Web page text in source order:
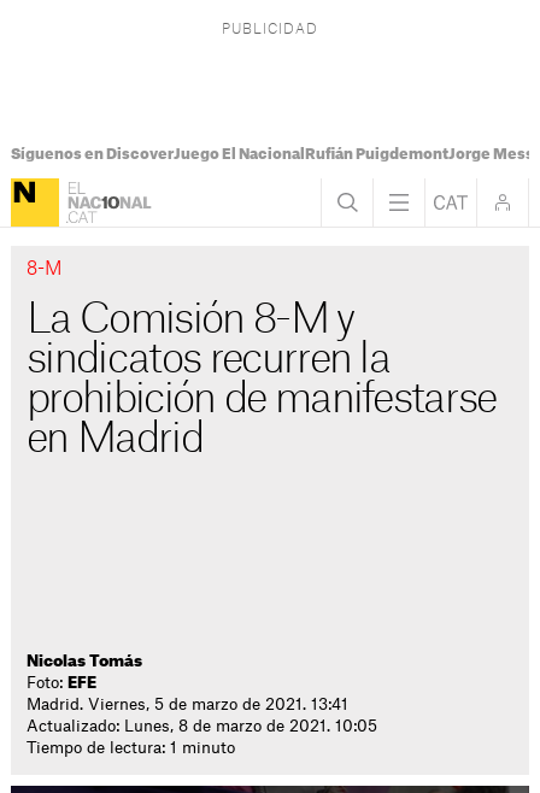
Síguenos en DiscoverJuego El Nacional Rufián PuigdemontJorge Messi
8-M
La Comisión 8-M y
sindicatos recurren la
prohibición de manifestarse
en Madrid
Nicolas Tomás
Foto: EFE
Madrid. Viernes, 5 de marzo de 2021. 13:41
Actualizado: Lunes, 8 de marzo de 2021. 10:05
Tiempo de lectura: 1 minuto